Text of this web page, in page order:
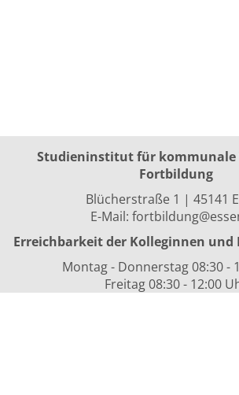
Studieninstitut für kommunale
Fortbildung
Blücherstraße 1 | 45141
E-Mail:
Erreichbarkeit der Kolleginnen und
Montag - Donnerstag 08:30 -
Freitag 08:30 - 12:00